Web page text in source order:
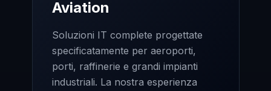
Aviation
Soluzioni IT complete progettate
specificatamente per aeroporti,
porti, raffinerie e grandi impianti
industriali. La nostra esperienza